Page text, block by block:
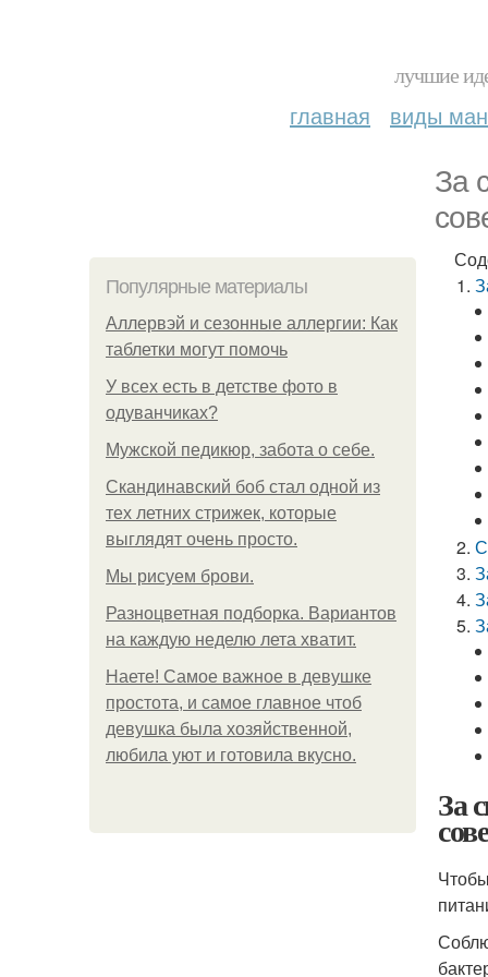
лучшие
главная виды
За
Популярные материалы
Аллервэй и сезонные аллергии: Как
таблетки могут помочь
У всех есть в детстве фото в
одуванчиках?
Мужской педикюр, забота о себе.
Скандинавский боб стал одной из
тех летних стрижек, которые
выглядят очень просто.
Мы рисуем брови.
Разноцветная подборка. Вариантов
на каждую неделю лета хватит.
Наете! Самое важное в девушке
простота, и самое главное чтоб
девушка была хозяйственной,
любила уют и готовила вкусно.
За